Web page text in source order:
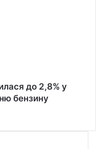
до 2,8% у
бензину